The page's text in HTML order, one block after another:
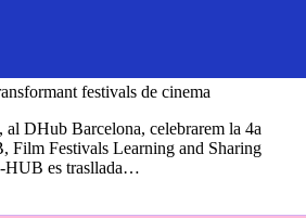
festivals de cinema
al DHub Barcelona, celebrarem la 4a
Festivals Learning and Sharing
HUB es trasllada…